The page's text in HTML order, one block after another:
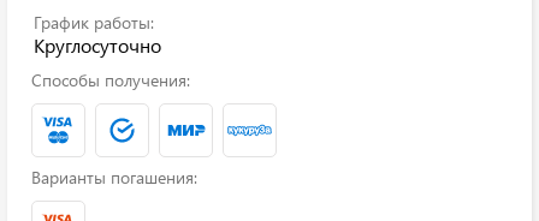
График работы:
Круглосуточно
Способы получения:
Варианты погашения: